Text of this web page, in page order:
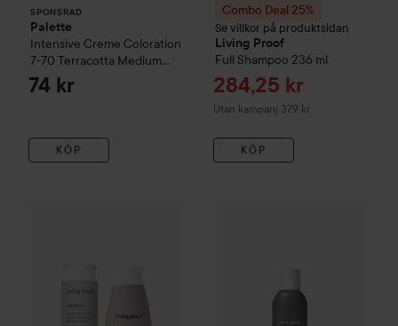
SPONSRAD
Palette
Intensive Creme Coloration
7-70 Terracotta Medium
Blonde
74 kr
KÖP
Combo Deal 25%
Se villkor på produktsidan
Living Proof
Full Shampoo 236 ml
Reapris
284,25 kr
Utan kampanj 379 kr
KÖP